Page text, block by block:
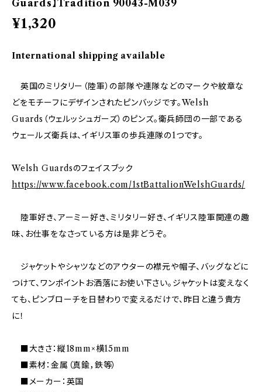
Guards】Tradition 90043-M039
¥1,320
International shipping available
英国のミリタリー（陸軍）の部隊や連隊などのマークや紋章な
どをモチーフにデザインされたピンバッジです。Welsh
Guards（ウェルッシュガーズ）のピンズ。衛兵師団の一部である
ウェールズ衛兵は、イギリス軍の歩兵連隊の1つです。
Welsh Guardsのフェイスブック
https://www.facebook.com/1stBattalionWelshGuards/
陸軍好き、アーミー好き、ミリタリー好き、イギリス陸軍関連の趣
味、お仕事をなさっている方は是非どうぞ。
ジャケットやシャツなどのアウターの襟元や帽子、バッグなどに
つけて、ワンポイントお洒落にお使い下さい。ジャケットは変えなく
ても、ピンブローチを日替わりで変えるだけで、昨日と違う貴方
に！
■大きさ：縦18mm×横15mm
■素材：金属（真鍮，鉄等）
■メーカー：英国